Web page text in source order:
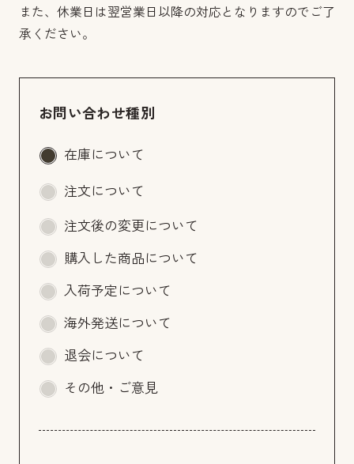
また、休業日は翌営業日以降の対応となりますのでご了
承ください。
お問い合わせ種別
在庫について
注文について
注文後の変更について
購入した商品について
入荷予定について
海外発送について
退会について
その他・ご意見